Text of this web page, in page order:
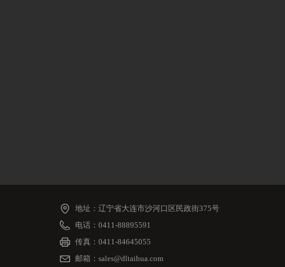
地址： 辽宁省大连市沙河口区民政街375号
电话： 0411-88895591
传真： 0411-84645055
邮箱： sales@dltaihua.com